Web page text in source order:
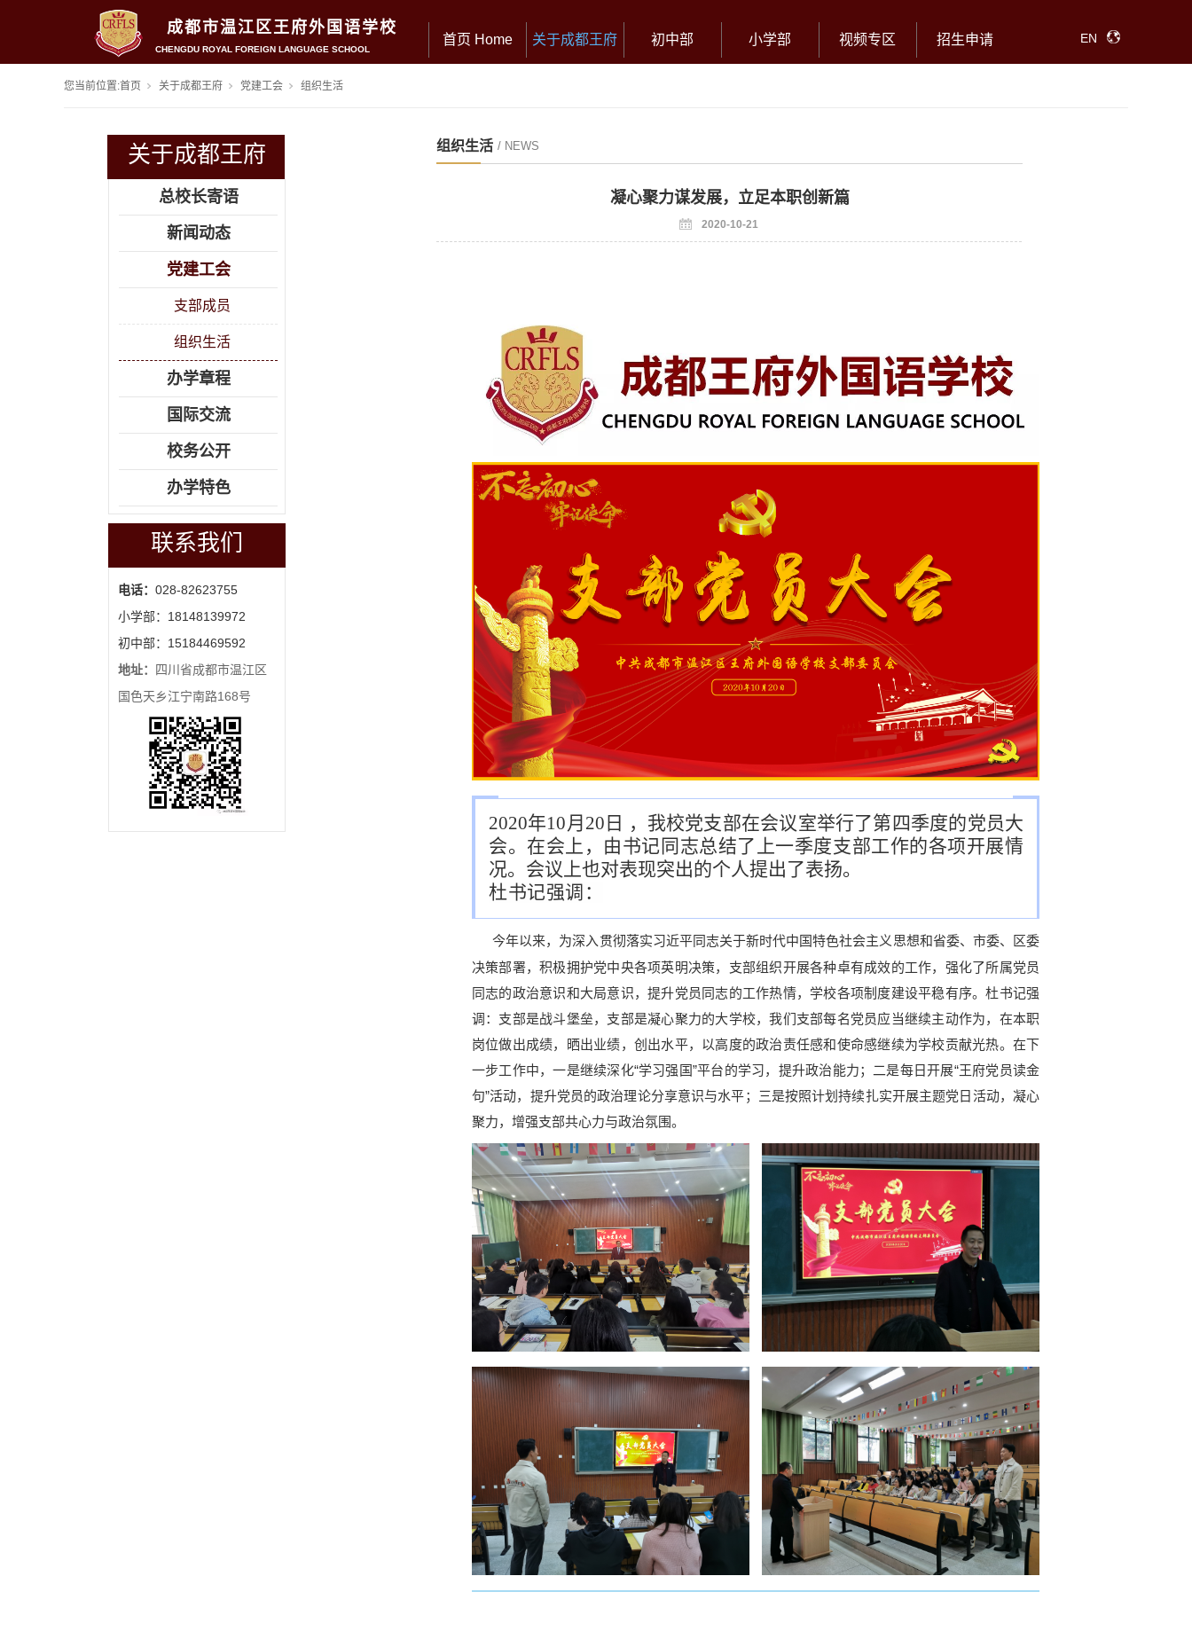
成都市温江区王府外国语学校
CHENGDU ROYAL FOREIGN LANGUAGE SCHOOL
首页 Home 关于成都王府 初中部 小学部 视频专区 招生申请 EN
您当前位置:首页 关于成都王府 党建工会 组织生活
关于成都王府
总校长寄语
新闻动态
党建工会
支部成员
组织生活
办学章程
国际交流
校务公开
办学特色
联系我们
电话： 028-82623755
小学部：18148139972
初中部：15184469592
地址：
四川省成都市温江区
国色天乡江宁南路168号
组织生活 / NEWS
凝心聚力谋发展，立足本职创新篇
2020-10-21
2020年10月20日 ，我校党支部在会议室举行了第四季度的党员大
会。在会上，由书记同志总结了上一季度支部工作的各项开展情
况。会议上也对表现突出的个人提出了表扬。
杜书记强调：
今年以来，为深入贯彻落实习近平同志关于新时代中国特色社会主义思想和省委、市委、区委
决策部署，积极拥护党中央各项英明决策，支部组织开展各种卓有成效的工作，强化了所属党员
同志的政治意识和大局意识，提升党员同志的工作热情，学校各项制度建设平稳有序。杜书记强
调：支部是战斗堡垒，支部是凝心聚力的大学校，我们支部每名党员应当继续主动作为，在本职
岗位做出成绩，晒出业绩，创出水平，以高度的政治责任感和使命感继续为学校贡献光热。在下
一步工作中，一是继续深化“学习强国”平台的学习，提升政治能力；二是每日开展“王府党员读金
句”活动，提升党员的政治理论分享意识与水平；三是按照计划持续扎实开展主题党日活动，凝心
聚力，增强支部共心力与政治氛围。